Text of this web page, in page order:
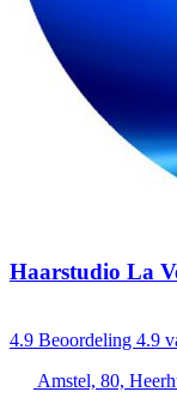
Haarstudio La
4.9 Beoordeling 4.9
Amstel, 80,